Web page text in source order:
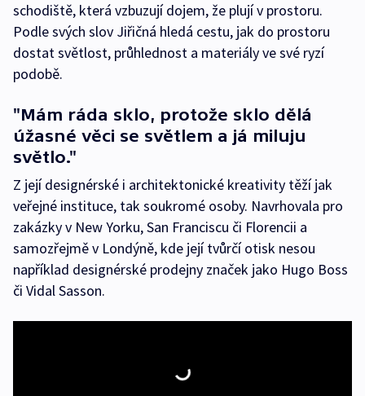
schodiště, která vzbuzují dojem, že plují v prostoru.
Podle svých slov Jiřičná hledá cestu, jak do prostoru
dostat světlost, průhlednost a materiály ve své ryzí
podobě.
"Mám ráda sklo, protože sklo dělá
úžasné věci se světlem a já miluju
světlo."
Z její designérské i architektonické kreativity těží jak
veřejné instituce, tak soukromé osoby. Navrhovala pro
zakázky v New Yorku, San Franciscu či Florencii a
samozřejmě v Londýně, kde její tvůrčí otisk nesou
například designérské prodejny značek jako Hugo Boss
či Vidal Sasson.